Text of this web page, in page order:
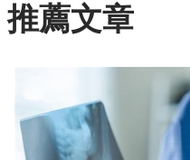
推薦文章